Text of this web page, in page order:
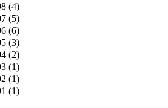
(4)
(5)
(6)
(3)
(2)
(1)
(1)
(1)